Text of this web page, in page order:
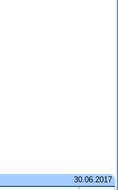
30.06.2017